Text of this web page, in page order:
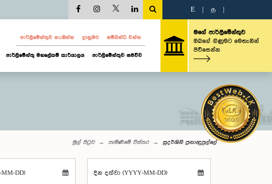
E த
පාර්ලි‌මේන්තුව නරඹන්න දැනුමට සම්බන්ධ වන්න
පාර්ලිමේන්තු මහලේකම් කාර්යාලය පාර්ලිමේන්තුව සජීවීව
මගේ පාර්ලිමේන්තුව
ඔබගේ ගිණුමට මෙතැනින්
පිවිසෙන්න
මුල් පිටුව පැමිණීමේ විස්තර සුදර්ශිනී ප්‍රනාන්‍දුපුල්ලේ
DD) දින දක්වා (YYYY-MM-DD)